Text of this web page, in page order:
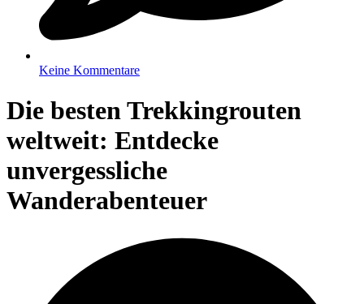
Keine Kommentare
Die besten Trekkingrouten
weltweit: Entdecke
unvergessliche
Wanderabenteuer